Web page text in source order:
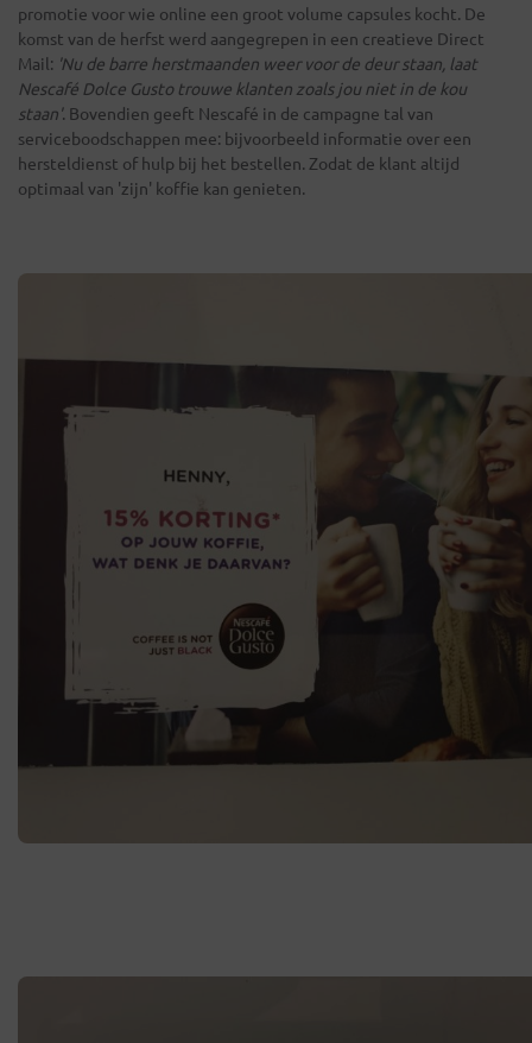
promotie voor wie online een groot volume capsules kocht. De
komst van de herfst werd aangegrepen in een creatieve Direct
Mail: 'Nu de barre herstmaanden weer voor de deur staan, laat
Nescafé Dolce Gusto trouwe klanten zoals jou niet in de kou
staan'. Bovendien geeft Nescafé in de campagne tal van
serviceboodschappen mee: bijvoorbeeld informatie over een
hersteldienst of hulp bij het bestellen. Zodat de klant altijd
optimaal van 'zijn' koffie kan genieten.